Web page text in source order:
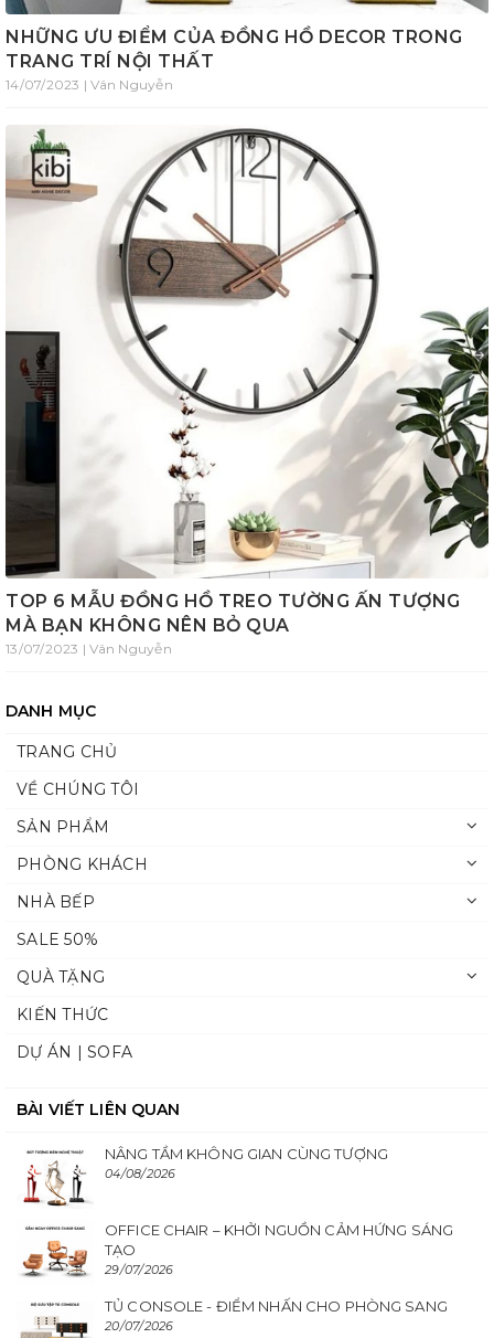
NHỮNG ƯU ĐIỂM CỦA ĐỒNG HỒ DECOR TRONG
TRANG TRÍ NỘI THẤT
14/07/2023 | Vân Nguyễn
TOP 6 MẪU ĐỒNG HỒ TREO TƯỜNG ẤN TƯỢNG
MÀ BẠN KHÔNG NÊN BỎ QUA
13/07/2023 | Vân Nguyễn
DANH MỤC
TRANG CHỦ
VỀ CHÚNG TÔI
SẢN PHẨM
PHÒNG KHÁCH
NHÀ BẾP
SALE 50%
QUÀ TẶNG
KIẾN THỨC
DỰ ÁN | SOFA
BÀI VIẾT LIÊN QUAN
NÂNG TẦM KHÔNG GIAN CÙNG TƯỢNG
04/08/2026
OFFICE CHAIR – KHỞI NGUỒN CẢM HỨNG SÁNG
TẠO
29/07/2026
TỦ CONSOLE - ĐIỂM NHẤN CHO PHÒNG SANG
20/07/2026